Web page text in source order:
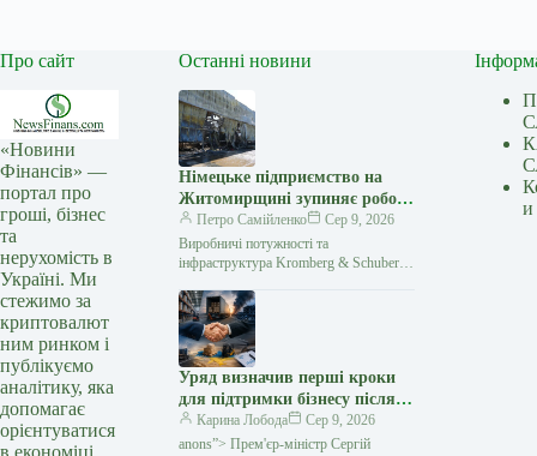
Про сайт
«Новини
Фінансів» —
портал про
гроші, бізнес
та
нерухомість в
Україні. Ми
стежимо за
криптовалют
ним ринком і
публікуємо
аналітику, яка
допомагає
орієнтуватися
в економіці.
Останні новини
Німецьке підприємство на
Житомирщині зупиняє роботу
після атаки РФ
Петро Самійленко
Сер 9, 2026
Виробничі потужності та
інфраструктура Kromberg & Schubert
Підприємство Kromberg & Schubert
тимчасово припиняє роботу після
російської атаки.…
Уряд визначив перші кроки
для підтримки бізнесу після
російських атак — Мінфін
Карина Лобода
Сер 9, 2026
anons”> Прем'єр-міністр Сергій
и